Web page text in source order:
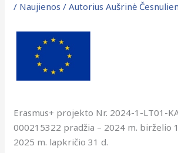
/ Naujienos / Autorius Aušrinė
Erasmus+ projekto Nr. 2024-1-LT01-
000215322 pradžia – 2024 m. birželio
2025 m. lapkričio 31 d.